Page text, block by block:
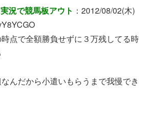
況で競馬板アウト ：2012/08/02(木)
点で全額勝負せずに３万残してる時
んだから小遣いもらうまで我慢でき